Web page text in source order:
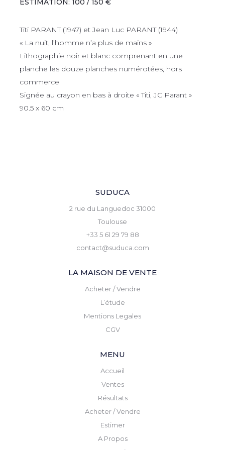
ESTIMATION: 100 / 150 €
Titi PARANT (1947) et Jean Luc PARANT (1944)
« La nuit, l’homme n’a plus de mains »
Lithographie noir et blanc comprenant en une
planche les douze planches numérotées, hors
commerce
Signée au crayon en bas à droite « Titi, JC Parant »
90.5 x 60 cm
SUDUCA
2 rue du Languedoc 31000
Toulouse
+33 5 61 29 79 88
contact@suduca.com
LA MAISON DE VENTE
Acheter / Vendre
L’étude
Mentions Legales
CGV
MENU
Accueil
Ventes
Résultats
Acheter / Vendre
Estimer
A Propos